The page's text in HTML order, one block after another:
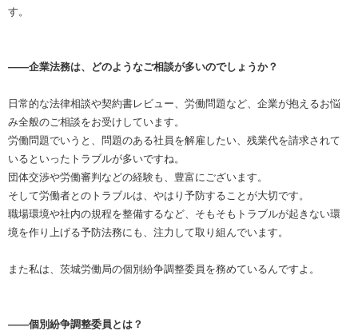
す。
――企業法務は、どのようなご相談が多いのでしょうか？
日常的な法律相談や契約書レビュー、労働問題など、企業が抱えるお悩
み全般のご相談をお受けしています。
労働問題でいうと、問題のある社員を解雇したい、残業代を請求されて
いるといったトラブルが多いですね。
団体交渉や労働審判などの経験も、豊富にございます。
そして労働者とのトラブルは、やはり予防することが大切です。
職場環境や社内の規程を整備するなど、そもそもトラブルが起きない環
境を作り上げる予防法務にも、注力して取り組んでいます。
また私は、茨城労働局の個別紛争調整委員を務めているんですよ。
――個別紛争調整委員とは？